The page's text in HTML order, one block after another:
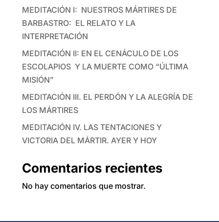
MEDITACIÓN I: NUESTROS MÁRTIRES DE
BARBASTRO: EL RELATO Y LA
INTERPRETACIÓN
MEDITACIÓN II: EN EL CENÁCULO DE LOS
ESCOLAPIOS Y LA MUERTE COMO “ÚLTIMA
MISIÓN”
MEDITACIÓN III. EL PERDÓN Y LA ALEGRÍA DE
LOS MÁRTIRES
MEDITACIÓN IV. LAS TENTACIONES Y
VICTORIA DEL MÁRTIR. AYER Y HOY
Comentarios recientes
No hay comentarios que mostrar.